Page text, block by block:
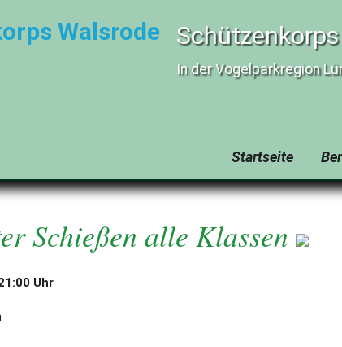
In der Vogelparkregion
Navigation
Startseite
Schießen alle Klassen
Uhr